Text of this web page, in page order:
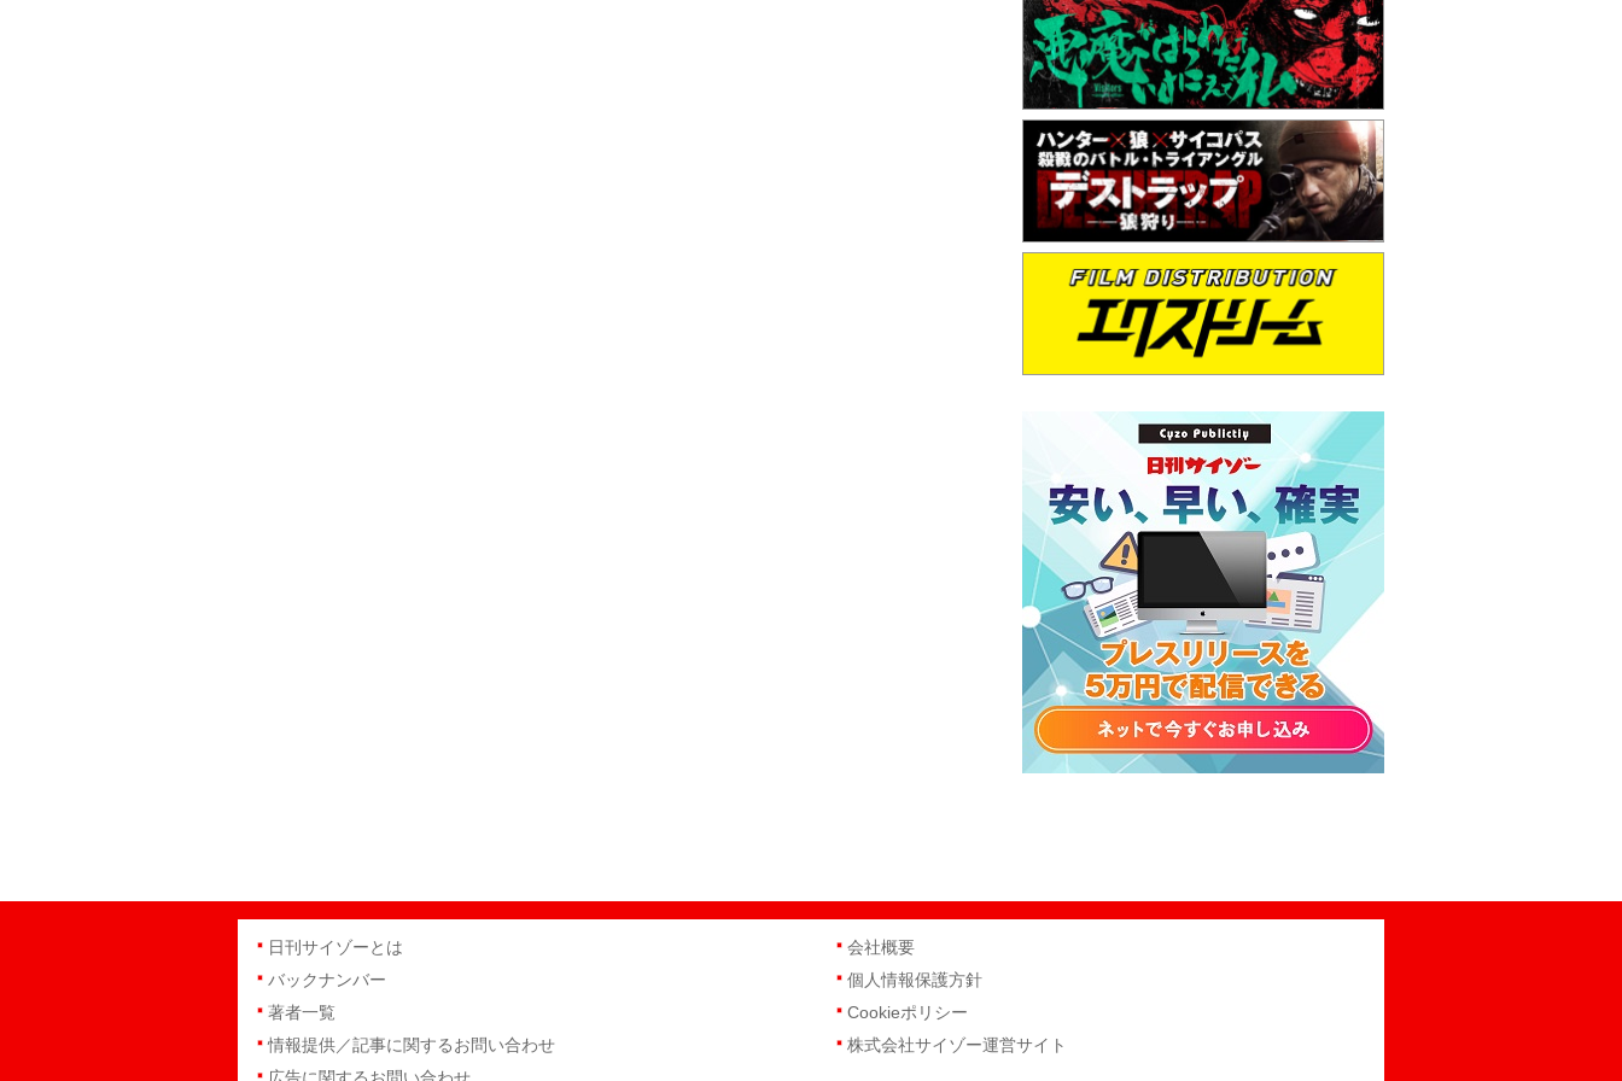
日刊サイゾーとは
バックナンバー
著者一覧
情報提供／記事に関するお問い合わせ
会社概要
個人情報保護方針
Cookieポリシー
株式会社サイゾー運営サイト